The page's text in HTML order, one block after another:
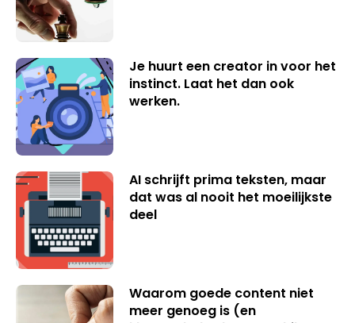
Je huurt een creator in voor het
instinct. Laat het dan ook
werken.
AI schrijft prima teksten, maar
dat was al nooit het moeilijkste
deel
Waarom goede content niet
meer genoeg is (en